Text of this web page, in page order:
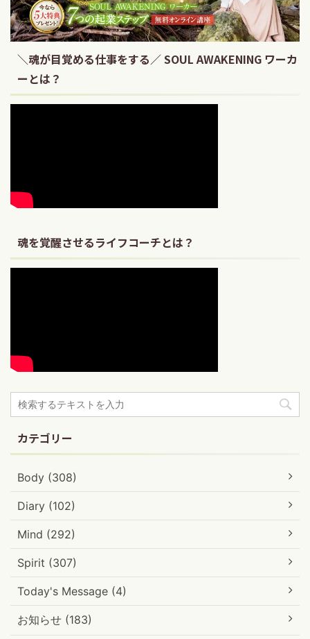
＼魂が目覚める仕事をする／ SOUL AWAKENING ワーカ
ーとは？
魂を覚醒させるライフコーチとは？
カテゴリー
Body (308)
Diary (102)
Mind (292)
Spirit (307)
Today's Message (4)
お知らせ (183)